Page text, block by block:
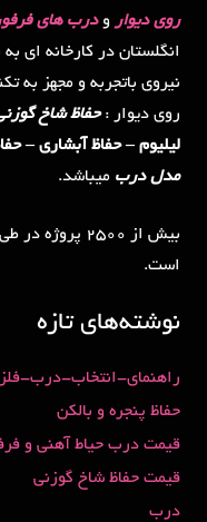
روی دیوار ودرب های
نیروی باتجربه و مجهز به
روی دیوار :حفاظ شاخ
لیلیوم – حفاظ آبشاری –
مدل درب میباشد.
است.
نوشته‌های تازه
راهنمای-انتخاب-درب-
حفاظ پنجره و بالکن
قیمت درب حیاط آهنی و
قیمت حفاظ شاخ گوزنی
درب